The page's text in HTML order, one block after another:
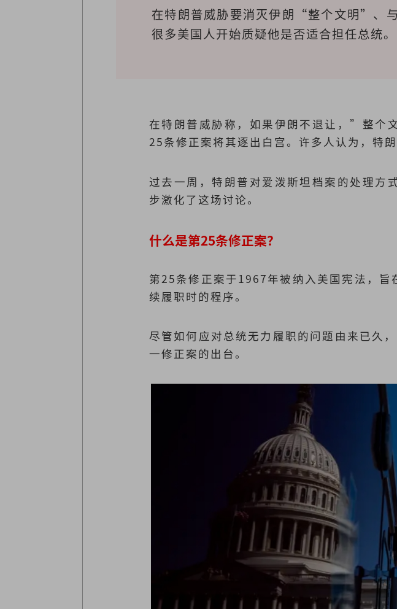
在特朗普威胁要消灭伊朗“整个文明”、
很多美国人开始质疑他是否适合担任总统。
在特朗普威胁称，如果伊朗不退让，”整个
25条修正案将其逐出白宫。许多人认为，特
过去一周，特朗普对爱泼斯坦档案的处理方
步激化了这场讨论。
什么是第25条修正案？
第25条修正案于1967年被纳入美国宪法，
续履职时的程序。
尽管如何应对总统无力履职的问题由来已久
一修正案的出台。